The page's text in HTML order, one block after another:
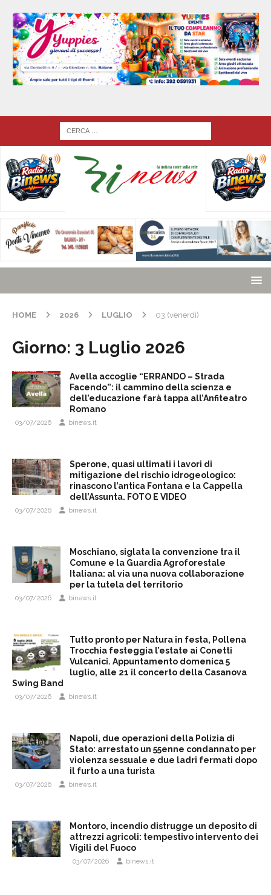
HOME 2026 LUGLIO 03 (venerdì)
Giorno: 3 Luglio 2026
Avella accoglie “ERRANDO – Strada
Facendo”: il cammino della scienza e
dell’educazione farà tappa all’Anfiteatro
Romano
03/07/2026 binews.it
Sperone, quasi ultimati i lavori di
mitigazione del rischio idrogeologico:
rinascono l’antica Fontana e la Cappella
dell’Assunta. FOTO E VIDEO
03/07/2026 binews.it
Moschiano, siglata la convenzione tra il
Comune e la Guardia Agroforestale
Italiana: al via una nuova collaborazione
per la tutela del territorio
03/07/2026 binews.it
Tutto pronto per Natura in festa, Pollena
Trocchia festeggia l’estate ai Conetti
Vulcanici. Appuntamento domenica 5
luglio, alle 21 il concerto della Casanova
Swing Band
03/07/2026 binews.it
Napoli, due operazioni della Polizia di
Stato: arrestato un 55enne condannato per
violenza sessuale e due ladri fermati dopo
il furto a una turista
03/07/2026 binews.it
Montoro, incendio distrugge un deposito di
attrezzi agricoli: tempestivo intervento dei
Vigili del Fuoco
03/07/2026 binews.it